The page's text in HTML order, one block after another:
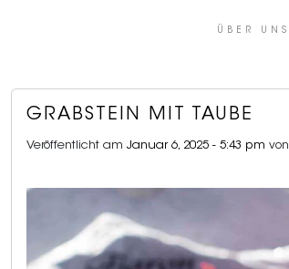
ÜBER UNS
GRABSTEIN MIT TAUBE
Veröffentlicht am Januar 6, 2025 - 5:43 pm von